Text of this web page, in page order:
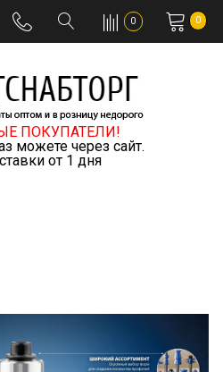
0 0
ПОКУПАТЕЛИ!
можете через сайт.
от 1 дня